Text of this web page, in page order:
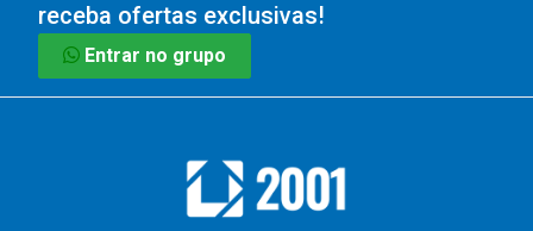
receba ofertas exclusivas!
Entrar no grupo